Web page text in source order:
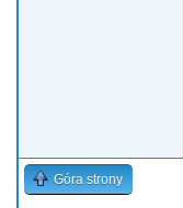
Góra strony